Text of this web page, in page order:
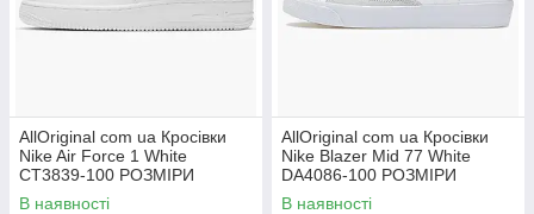
AllOriginal com ua Кросівки
Nike Air Force 1 White
CT3839-100 РОЗМІРИ
ЗАПИТУЙТЕ
В наявності
AllOriginal com ua Кросівки
Nike Blazer Mid 77 White
DA4086-100 РОЗМІРИ
ЗАПИТУЙТЕ
В наявності